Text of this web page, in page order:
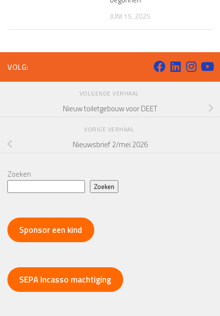
JUNI 15, 2025
VOLG:
VOLGENDE VERHAAL
Nieuw toiletgebouw voor DEET
VORIGE VERHAAL
Nieuwsbrief 2/mei 2026
Zoeken
Zoeken
Sponsor een kind
SEPA Incasso machtiging